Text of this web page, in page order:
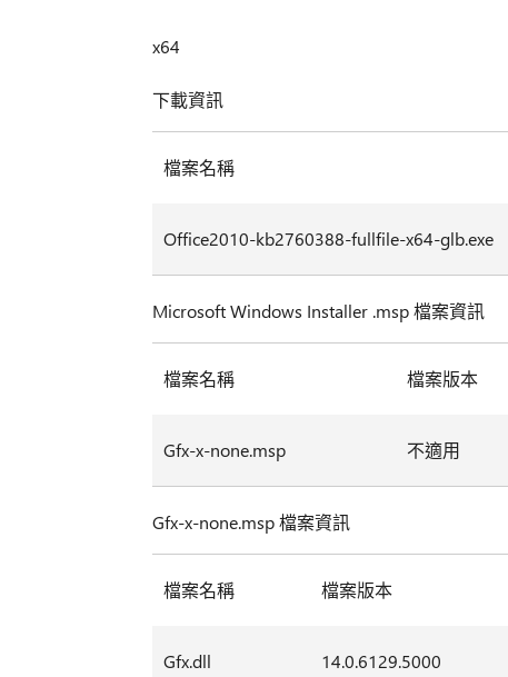
x64
下載資訊
檔案名稱
Office2010-kb2760388-fullfile-x64-glb.exe
Microsoft Windows Installer .msp 檔案資訊
檔案名稱 檔案版本
Gfx-x-none.msp 不適用
Gfx-x-none.msp 檔案資訊
檔案名稱 檔案版本
Gfx.dll 14.0.6129.5000